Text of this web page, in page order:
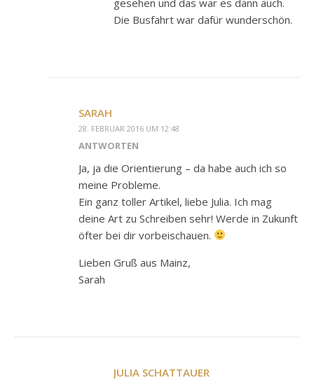
Die Busfahrt war dafür wunderschön.
SARAH
28. FEBRUAR 2016 UM 12:48
ANTWORTEN
Ja, ja die Orientierung – da habe auch ich so
meine Probleme.
Ein ganz toller Artikel, liebe Julia. Ich mag
deine Art zu Schreiben sehr! Werde in Zukunft
öfter bei dir vorbeischauen.
Lieben Gruß aus Mainz,
Sarah
JULIA SCHATTAUER